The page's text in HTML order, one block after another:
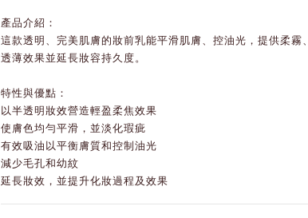
產品介紹：
這款透明、完美肌膚的妝前乳能平滑肌膚、控油光，提供柔霧、
透薄效果並延長妝容持久度。
特性與優點：
以半透明妝效營造輕盈柔焦效果
使膚色均勻平滑，並淡化瑕疵
有效吸油以平衡膚質和控制油光
減少毛孔和幼紋
延長妝效，並提升化妝過程及效果